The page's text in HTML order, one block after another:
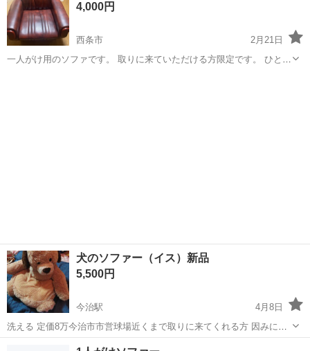
場のお仕事 ◇車載用リチウ...
4,000円
西条市
2月21日
一人がけ用のソファです。 取りに来ていただける方限定です。 ひとつ
犬のソファー（イス）新品
5,500円
今治駅
4月8日
洗える 定価8万今治市市営球場近くまで取りに来てくれる方 因みに写
真は家で使ってる物になります。
今治駅